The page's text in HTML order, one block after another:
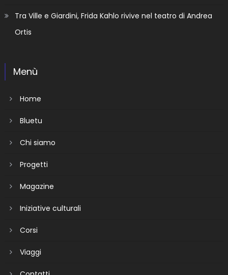
Tra Ville e Giardini, Frida Kahlo rivive nel teatro di Andrea
Ortis
Menù
Home
Bluetu
Chi siamo
Progetti
Magazine
Iniziative culturali
Corsi
Viaggi